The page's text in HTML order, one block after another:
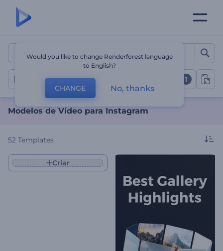
Modelos de Vídeo para
Reels do Instagram 1
Modelos de Vídeo para Instagram
52 Templates
Criar
Would you like to change Renderforest language
to English?
CHANGE No, thanks